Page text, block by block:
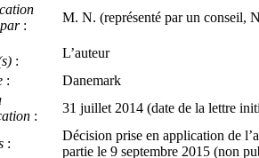
:
M. N. (représenté par un conseil,
:
L’auteur
:
Danemark
:
31 juillet 2014 (date de la lettre
:
Décision prise en application de
partie le 9 septembre 2015 (non